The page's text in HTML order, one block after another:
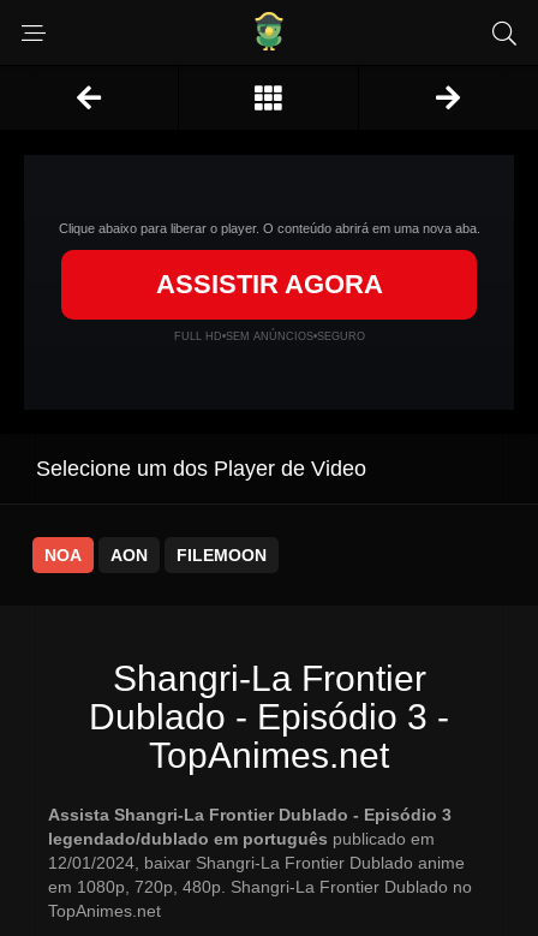
Clique abaixo para liberar o player. O conteúdo abrirá em uma nova aba.
ASSISTIR AGORA
FULL HD•SEM ANÚNCIOS•SEGURO
Selecione um dos Player de Video
NOA AON FILEMOON
Shangri-La Frontier
Dublado - Episódio 3 -
TopAnimes.net
Assista Shangri-La Frontier Dublado - Episódio 3
legendado/dublado em português publicado em
12/01/2024, baixar Shangri-La Frontier Dublado anime
em 1080p, 720p, 480p. Shangri-La Frontier Dublado no
TopAnimes.net